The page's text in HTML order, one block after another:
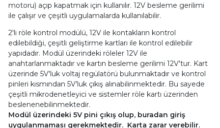
motoru) açıp kapatmak için kullanılır. 12V besleme gerilimi
ile çalışır ve çeşitli uygulamalarda kullanılabilir.
2'li röle kontrol modülü, 12V ile kontakların kontrol
edilebildiği, çeşitli geliştirme kartları ile kontrol edilebilir
yapıdadır. Modül üzerindeki röleler 12V ile
anahtarlanmaktadır ve kartın besleme gerilimi 12V'tur. Kart
üzerinde 5V'luk voltaj regülatörü bulunmaktadır ve kontrol
pinleri kısmından 5V'luk çıkış alınabilinmektedir. Bu sayede
çeşitli mikrodenetleyici ve sistemler röle kartı üzerinden
beslenenebilinmektedir.
Modül üzerindeki 5V pini çıkış olup, buradan giriş
uygulanmaması gerekmektedir. Karta zarar verebilir.